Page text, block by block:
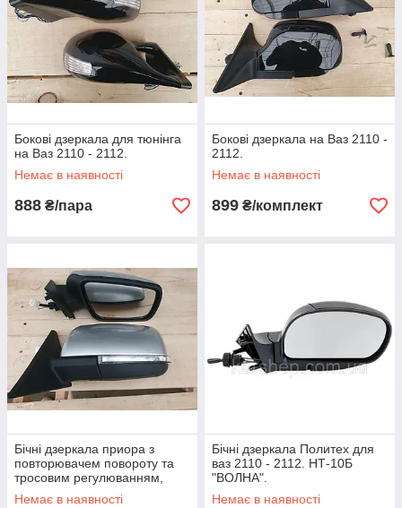
Бокові дзеркала для тюнінга
на Ваз 2110 - 2112.
Немає в наявності
888 ₴/пара
Бокові дзеркала на Ваз 2110 -
2112.
Немає в наявності
899 ₴/комплект
Бічні дзеркала приора з
повторювачем повороту та
тросовим регулюванням,
колір сніжна королева
Немає в наявності
Бічні дзеркала Политех для
ваз 2110 - 2112. НТ-10Б
"ВОЛНА".
Немає в наявності